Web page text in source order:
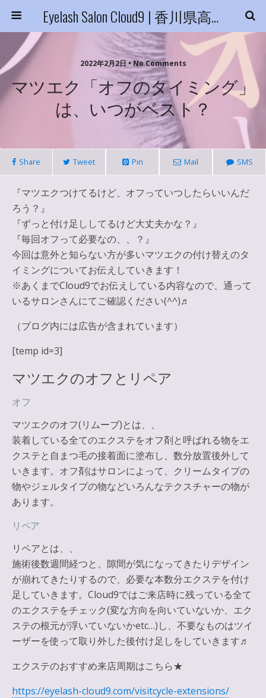
Eyelash Salon Cloud9 | 香川県高松市
2022年2月2日 • No Comments
マツエク「オフのタイミング」
は、いつがベスト？
Share Tweet Pin Mail SMS
『マツエクつけてるけど、オフっていつしたらいいんだ
ろう？』
『ずっと付け足ししてるけど大丈夫かな？』
『毎回オフって必要なの、、？』
今回は意外と知らない方が多いマツエクの付け替えのタ
イミングについてお伝えしていきます！
※あくまでCloud9でお伝えしている内容なので、通って
いるサロンさんにてご確認ください(^^)♬
（ブログ内には広告が含まれています）
[temp id=3]
マツエクのオフとリペア
オフ
マツエクのオフ(リムーブ)とは、 、
装着している全てのエクステをオフ剤と呼ばれる物をエ
クステと自まつ毛の接着面に塗布し、数分放置後外して
いきます。オフ剤はサロンによって、クリームタイプの
物やジェルタイプの物などいろんなテクスチャーの物が
あります。
リペア
リペアとは、、
施術後数週間経つと、隙間が気になってきたりデザイン
が崩れてきたりするので、必要な本数分エクステを付け
足していきます。Cloud9ではご来店時に残っている全て
のエクステをチェック(変な方向を向いていないか、エク
ステの根元が浮いていないかetc…)し、不要なものはツイ
ーザーを使って取り外した後付け足しをしていきます♬
エクステのおすすめ来店周期はこちら★
https://eyelash-cloud9.com/visitcycle-extensions/